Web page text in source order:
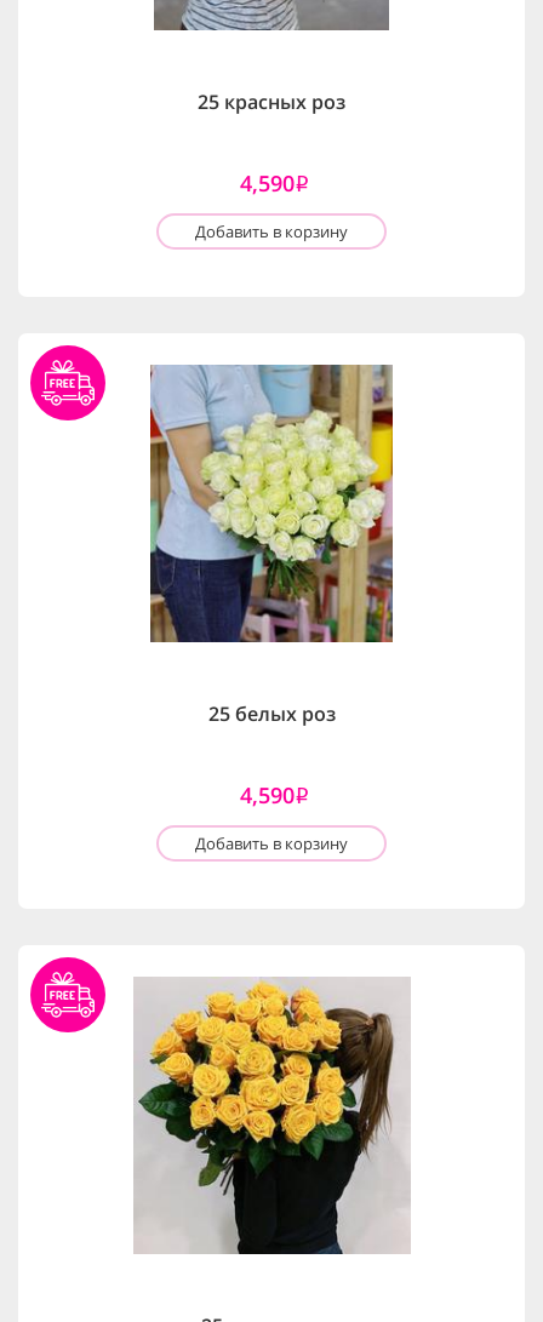
25 красных роз
4,590i
Добавить в корзину
25 белых роз
4,590i
Добавить в корзину